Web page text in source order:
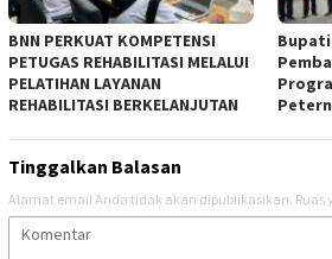
BNN PERKUAT KOMPETENSI
PETUGAS REHABILITASI MELALUI
PELATIHAN LAYANAN
REHABILITASI BERKELANJUTAN
Tinggalkan Balasan
Alamat email Anda tidak akan dipublikasikan. Ruas